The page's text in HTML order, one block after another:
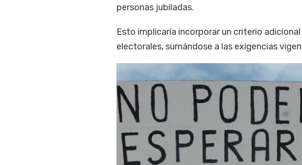
personas jubiladas.
Esto implicaría incorporar un criterio
electorales, sumándose a las exigencias